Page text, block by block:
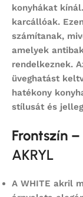
konyhákat
karcállóak.
számítanak,
amelyek
rendelkeznek.
üveghatást
hatékony
stílusát és
Frontszín –
AKRYL
A WHITE akril